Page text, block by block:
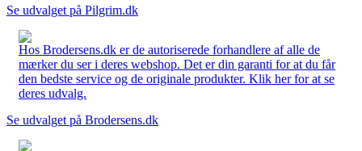
Se udvalget på Pilgrim.dk
Hos Brodersens.dk er de autoriserede forhandlere af alle de
mærker du ser i deres webshop. Det er din garanti for at du får
den bedste service og de originale produkter. Klik her for at se
deres udvalg.
Se udvalget på Brodersens.dk